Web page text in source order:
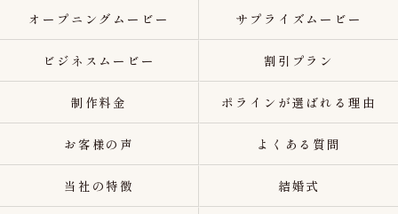
オープニングムービー サプライズムービー
ビジネスムービー 割引プラン
制作料金 ポラインが選ばれる理由
お客様の声 よくある質問
当社の特徴 結婚式